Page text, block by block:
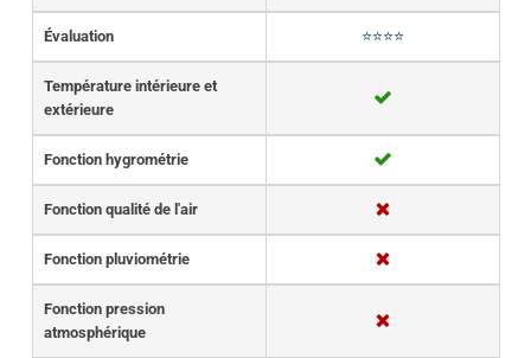
Évaluation ⭐⭐⭐⭐
Température intérieure et
extérieure
Fonction hygrométrie
Fonction qualité de l'air
Fonction pluviométrie
Fonction pression
atmosphérique